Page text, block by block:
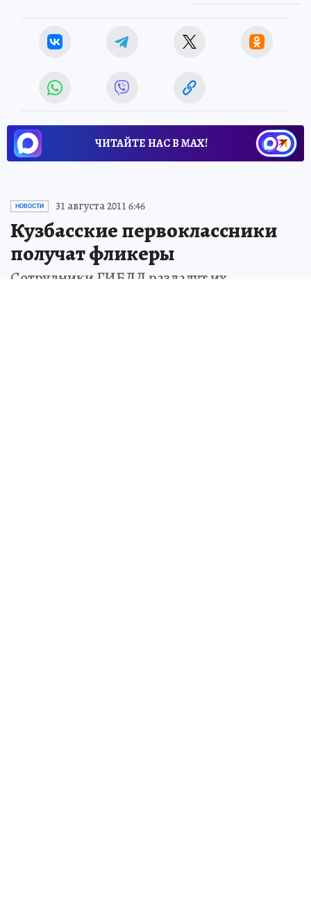
ЧИТАЙТЕ НАС В МАХ!
НОВОСТИ 31 августа 2011 6:46
Кузбасские первоклассники
получат фликеры
Сотрудники ГИБДД раздадут их